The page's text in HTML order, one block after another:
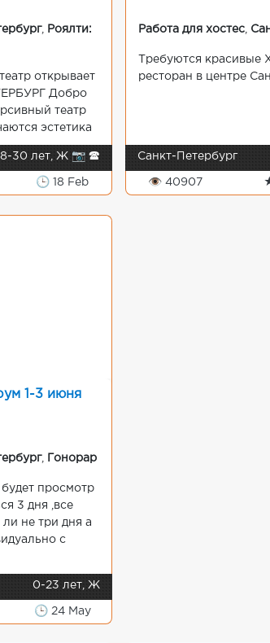
,
Роялти:
открывает
Добро
театр
эстетика
30 лет, Ж 📷 🕿
🕒 18 Feb
Работа для хостес
Требуются красивые
ресторан в центре
Санкт-Петербург
👁 40907
1-3 июня
, Гонорар
просмотр
3 дня ,все
не три дня а
с
0-23 лет, Ж
🕒 24 May